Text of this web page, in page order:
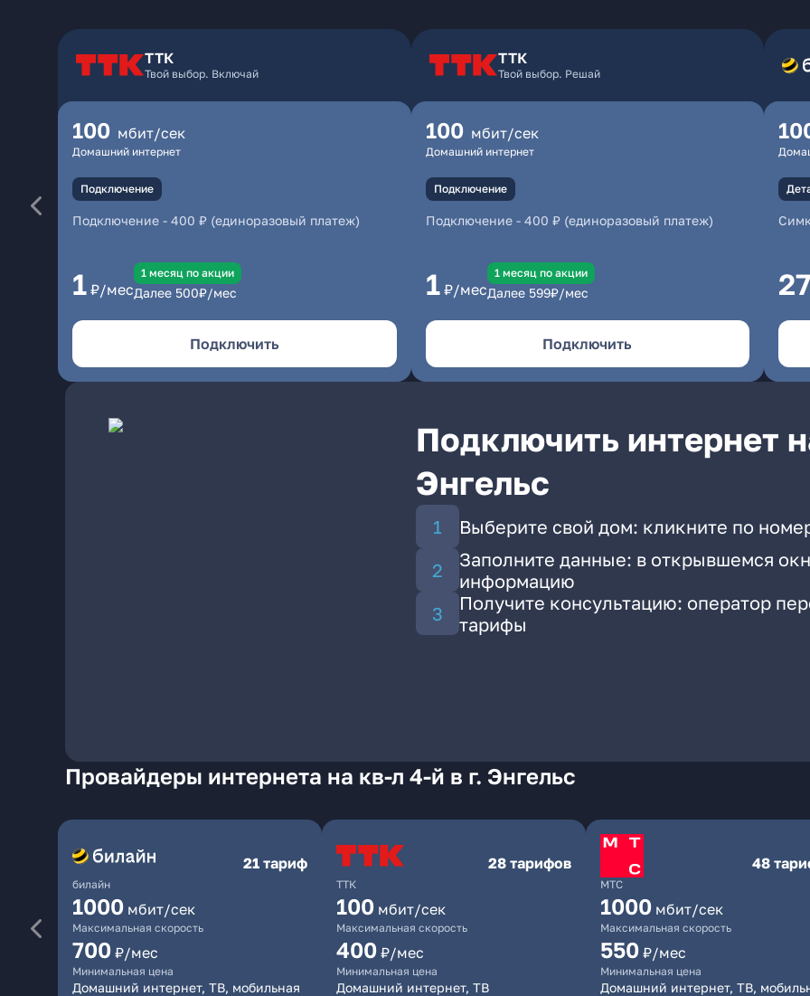
ТТК
Твой выбор. Включай
100 мбит/сек
Домашний интернет
Подключение
Подключение - 400 ₽ (единоразовый платеж)
1 ₽/мес
1 месяц по акции
Далее 500₽/мес
Подключить
ТТК
Твой выбор. Решай
100 мбит/сек
Домашний интернет
Подключение
Подключение- 400 ₽ (единоразовый платеж)
1 ₽/мес
1 месяц по акции
Далее 599₽/мес
Подключить
Подключить интернет
Энгельс
Выберите свой дом: кликните по
Заполните данные: в открывшемся
информацию
Получите консультацию: оператор
тарифы
Провайдеры интернета на кв-л 4-й в г. Энгельс
билайн
21 тариф
1000 мбит/сек
Максимальная скорость
700 ₽/мес
Минимальная цена
Домашний интернет, ТВ, мобильная
ТТК
28 тарифов
100 мбит/сек
Максимальная скорость
400 ₽/мес
Минимальная цена
Домашний интернет, ТВ
МТС
48
1000 мбит/сек
Максимальная скорость
550 ₽/мес
Минимальная цена
Домашний интернет, ТВ,